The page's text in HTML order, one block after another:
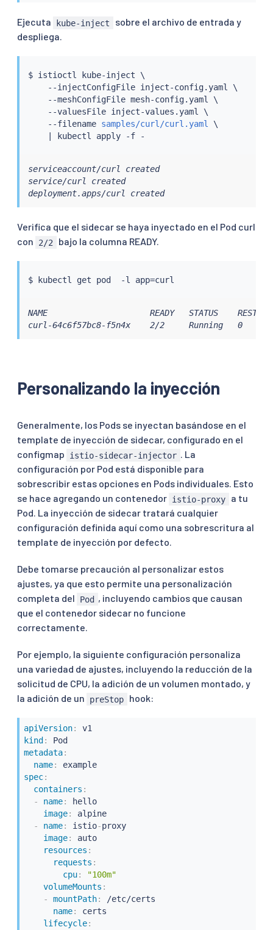
Ejecuta kube-inject
sobre el archivo de entrada y
despliega.
$ istioctl
kube-inject \
    --injectConfigFile inject-config.yaml \
    --meshConfigFile mesh-config.yaml \
    --valuesFile inject-values.yaml \
    --filename
samples/curl/curl.yaml
\
kubectl
serviceaccount/curl created
service/curl created
deployment.apps/curl created
Verifica que el sidecar se haya inyectado en el Pod curl
con
2/2 bajo la columna READY.
$ kubectl get pod  -l app=
NAME                     READY   STATUS
curl-64c6f57bc8-f5n4x    2/2     Running   0
Personalizando la inyección
Generalmente, los Pods se inyectan basándose en el
template de inyección de sidecar, configurado en el
configmap
istio-sidecar-injector . La
configuración por Pod está disponible para
sobrescribir estas opciones en Pods individuales. Esto
se hace agregando un contenedor istio-proxy
a tu
Pod. La inyección de sidecar tratará cualquier
configuración definida aquí como una sobrescritura al
template de inyección por defecto.
Debe tomarse precaución al personalizar estos
ajustes, ya que esto permite una personalización
completa del
Pod , incluyendo cambios que causan
que el contenedor sidecar no funcione
correctamente.
Por ejemplo, la siguiente configuración personaliza
una variedad de ajustes, incluyendo la reducción de la
solicitud de CPU, la adición de un volumen montado, y
la adición de un
preStop hook:
apiVersion:
kind :
metadata:
name:
example
spec:
containers :
-
name:
hello
image:
alpine
-
name: istio-proxy
image:
auto
resources :
requests :
cpu:
"100m"
volumeMounts :
-
mountPath:
/etc/certs
name:
certs
lifecycle: